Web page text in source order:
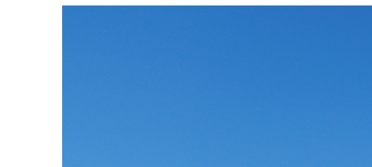
Formação Avançada